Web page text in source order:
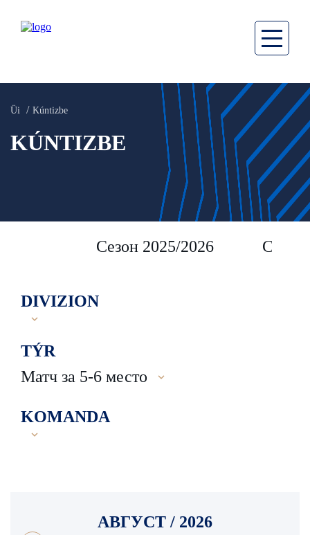
Üi Kúntizbe
KÚNTIZBE
Сезон 2025/2026 Сезон
DIVIZION
TÝR
Матч за 5-6 место
KOMANDA
АВГУСТ / 2026